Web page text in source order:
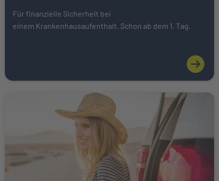
Für finanzielle Sicherheit bei
einem Krankenhausaufenthalt. Schon ab dem 1. Tag.
Weiter zu Auslandsreisekrankenversicherung